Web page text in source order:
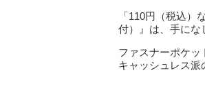
「110円（税込
付）』は、手にな
ファスナーポケッ
キャッシュレス派